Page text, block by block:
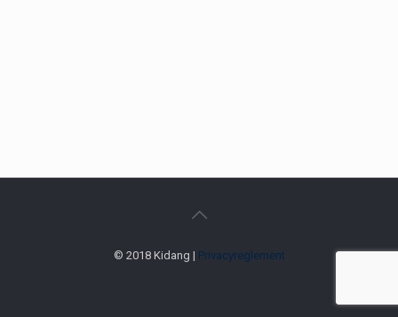
© 2018 Kidang | Privacyreglement